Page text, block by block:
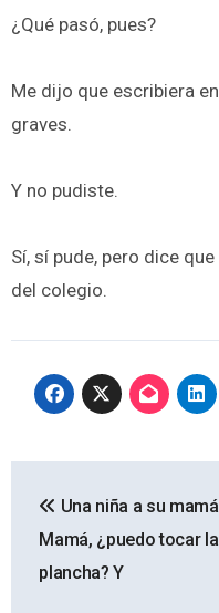
¿Qué pasó, pues?
Me dijo que escribiera
graves.
Y no pudiste.
Sí, sí pude, pero dice
del colegio.
de
entradas
Una niña a su
Mamá, ¿puedo tocar la
plancha? Y